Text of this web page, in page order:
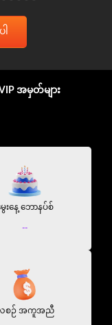
အမှတ်များ
းနေ့ ဘောနပ်စ်
--
စဉ် အကူအညီ